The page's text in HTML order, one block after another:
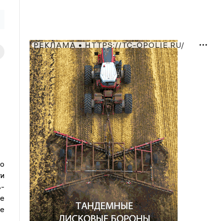
РЕКЛАМА • HTTPS://TC-OPOLIE.RU/